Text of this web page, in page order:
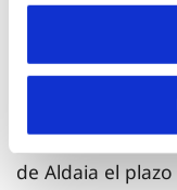
Puesto que las
uno de los
ha dividido en
de ellos con su
de Aldaia el